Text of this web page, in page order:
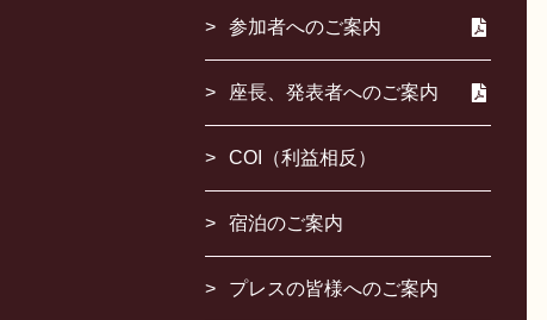
参加者へのご案内
座長、発表者へのご案内
COI（利益相反）
宿泊のご案内
プレスの皆様へのご案内